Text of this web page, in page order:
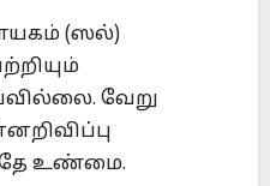
(ஸல்)
வேறு
உண்மை.